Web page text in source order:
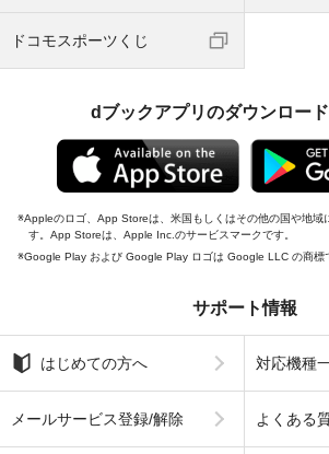
ドコモスポーツくじ
dブックアプリのダウンロー
Appleのロゴ、App Storeは、米国もしくはその他の国や地域
す。App Storeは、Apple Inc.のサービスマークです。
Google Play および Google Play ロゴは Google LLC の商標
サポート情報
はじめての方へ 対応機種
メールサービス登録/解除 よくある